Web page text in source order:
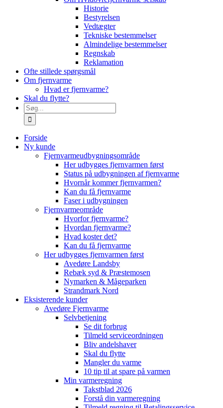
Historie
Bestyrelsen
Vedtægter
Tekniske bestemmelser
Almindelige bestemmelser
Regnskab
Reklamation
Ofte stillede spørgsmål
Om fjernvarme
Hvad er fjernvarme?
Skal du flytte?
Søg
efter:
Forside
Ny kunde
Fjernvarmeudbygningsområde
Her udbygges fjernvarmen først
Status på udbygningen af fjernvarme
Hvornår kommer fjernvarmen?
Kan du få fjernvarme
Faser i udbygningen
Fjernvarmeområde
Hvorfor fjernvarme?
Hvordan fjernvarme?
Hvad koster det?
Kan du få fjernvarme
Her udbygges fjernvarmen først
Avedøre Landsby
Rebæk syd & Præstemosen
Nymarken & Mågeparken
Strandmark Nord
Eksisterende kunder
Avedøre Fjernvarme
Selvbetjening
Se dit forbrug
Tilmeld serviceordningen
Bliv andelshaver
Skal du flytte
Mangler du varme
10 tip til at spare på varmen
Min varmeregning
Takstblad 2026
Forstå din varmeregning